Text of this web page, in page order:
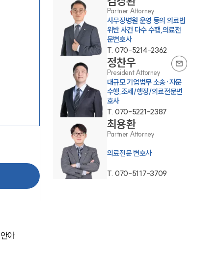
그룹소개
그룹소개
아
Partner Attorney
사무장병원 운영 등의 의료법
위반 사건 다수 수행,의료전
문변호사
T. 070-5214-2362
정찬우
President Attorney
대규모 기업법무 소송·자문
수행,조세/행정/의료전문변
호사
T. 070-5221-2387
최용환
Partner Attorney
의료전문 변호사
T. 070-5117-3709